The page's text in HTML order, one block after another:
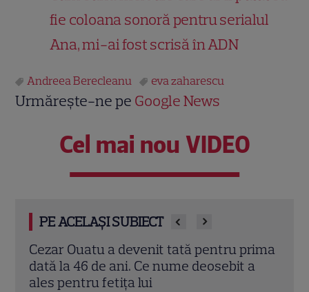
fie coloana sonoră pentru serialul
Ana, mi-ai fost scrisă în ADN
Andreea Berecleanu eva zaharescu
Urmărește-ne pe Google News
Cel mai nou VIDEO
PE ACELAȘI SUBIECT
Cezar Ouatu a devenit tată pentru prima
dată la 46 de ani. Ce nume deosebit a
ales pentru fetița lui